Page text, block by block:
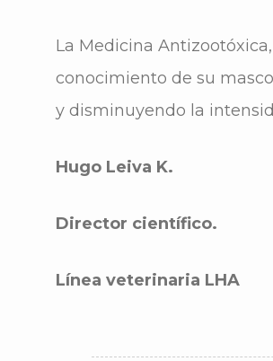
La Medicina
conocimiento de su
y disminuyendo la
Hugo Leiva K.
Director científico.
Línea veterinaria LHA